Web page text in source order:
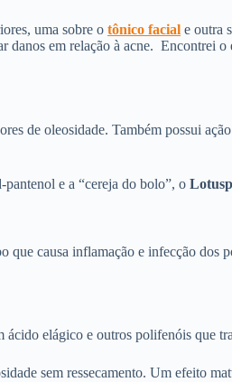
uma sobre o tônico facial e outra
danos em relação à acne. Encontrei
de oleosidade. Também possui
pantenol e a “cereja do bolo”, o
causa inflamação e infecção dos
ácido elágico e outros polifenóis que
sem ressecamento. Um efeito